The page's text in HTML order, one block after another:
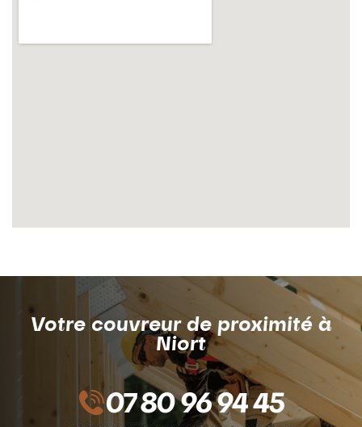
Votre couvreur de proximité à
Niort
07 80 96 94 45